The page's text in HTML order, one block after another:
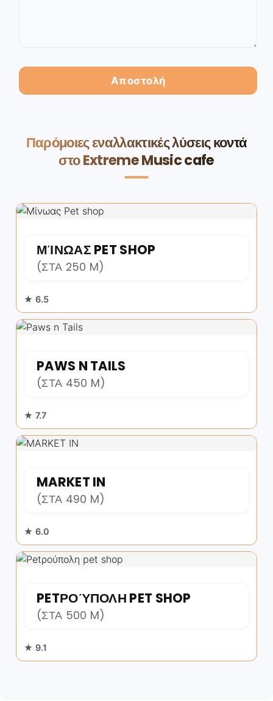
Παρόμοιες εναλλακτικές λύσεις κοντά
στο Extreme Music cafe
ΜΊΝΩΑΣ PET SHOP
(ΣΤΑ 250 M)
★ 6.5
PAWS N TAILS
(ΣΤΑ 450 M)
★ 7.7
MARKET IN
(ΣΤΑ 490 M)
★ 6.0
PETΡΟΎΠΟΛΗ PET SHOP
(ΣΤΑ 500 M)
★ 9.1